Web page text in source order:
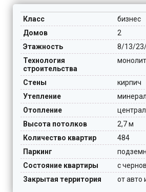
Класс
бизнес
Домов
2
Этажность
8/13/
Технология
строительства
Стены
кирпич
Утепление
Отопление
Высота потолков
2,7 м
Количество квартир
484
Паркинг
Состояние квартиры
с
Закрытая территория
от авто